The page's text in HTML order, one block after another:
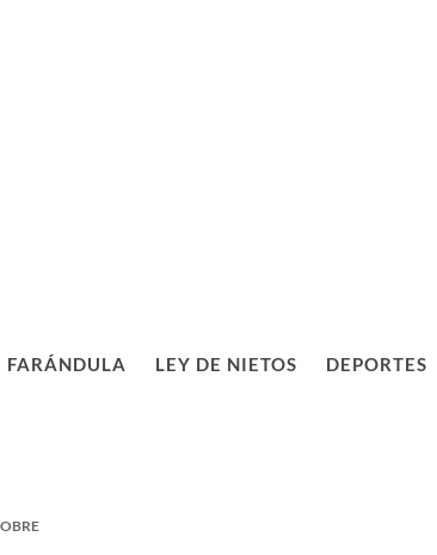
FARÁNDULA LEY DE NIETOS DEPORTES